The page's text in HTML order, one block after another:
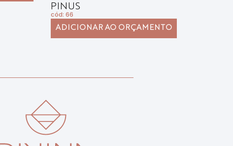
PINUS
cód: 66
ADICIONAR AO ORÇAMENTO